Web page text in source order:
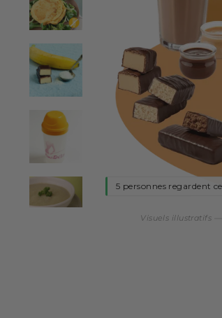
5 personnes regardent
Visuels illustratifs